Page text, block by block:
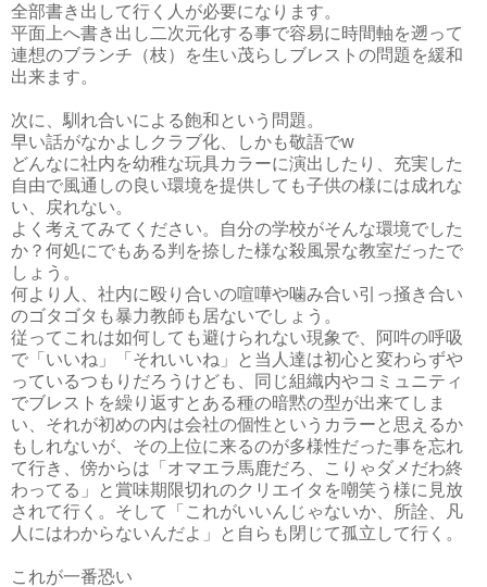
全部書き出して行く人が必要になります。
平面上へ書き出し二次元化する事で容易に時間軸を遡って
連想のブランチ（枝）を生い茂らしブレストの問題を緩和
出来ます。
次に、馴れ合いによる飽和という問題。
早い話がなかよしクラブ化、しかも敬語でw
どんなに社内を幼稚な玩具カラーに演出したり、充実した
自由で風通しの良い環境を提供しても子供の様には成れな
い、戻れない。
よく考えてみてください。自分の学校がそんな環境でした
か？何処にでもある判を捺した様な殺風景な教室だったで
しょう。
何より人、社内に殴り合いの喧嘩や噛み合い引っ掻き合い
のゴタゴタも暴力教師も居ないでしょう。
従ってこれは如何しても避けられない現象で、阿吽の呼吸
で「いいね」「それいいね」と当人達は初心と変わらずや
っているつもりだろうけども、同じ組織内やコミュニティ
でブレストを繰り返すとある種の暗黙の型が出来てしま
い、それが初めの内は会社の個性というカラーと思えるか
もしれないが、その上位に来るのが多様性だった事を忘れ
て行き、傍からは「オマエラ馬鹿だろ、こりゃダメだわ終
わってる」と賞味期限切れのクリエイタを嘲笑う様に見放
されて行く。そして「これがいいんじゃないか、所詮、凡
人にはわからないんだよ」と自らも閉じて孤立して行く。
これが一番恐い